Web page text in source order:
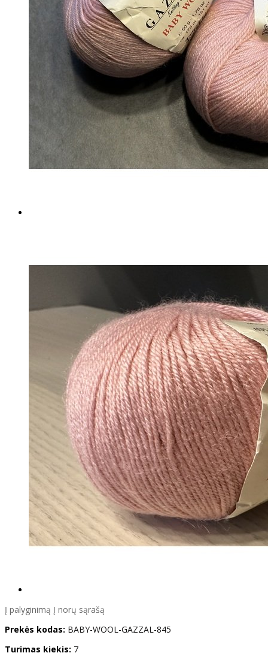
Į palyginimą Į norų sąrašą
Prekės kodas: BABY-WOOL-GAZZAL-845
Turimas kiekis: 7